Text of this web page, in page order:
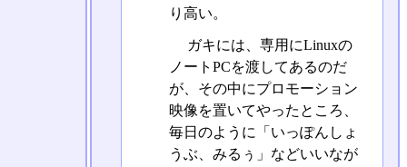
り高い。
ガキには、専用にLinuxの
ノートPCを渡してあるのだ
が、その中にプロモーション
映像を置いてやったところ、
毎日のように「いっぽんしょ
うぶ、みるぅ」などいいなが